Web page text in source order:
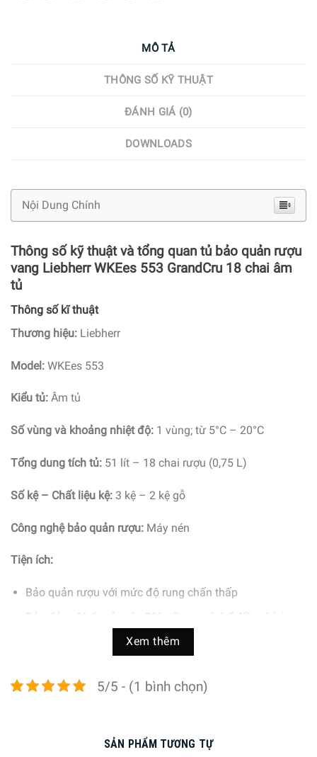
MÔ TẢ
THÔNG SỐ KỸ THUẬT
ĐÁNH GIÁ (0)
DOWNLOADS
Nội Dung Chính
Thông số kỹ thuật và tổng quan tủ bảo quản rượu
vang Liebherr WKEes 553 GrandCru 18 chai âm
tủ
Thông số kĩ thuật
Thương hiệu: Liebherr
Model: WKEes 553
Kiểu tủ: Âm tủ
Số vùng và khoảng nhiệt độ: 1 vùng; từ 5°C – 20°C
Tổng dung tích tủ: 51 lít – 18 chai rượu (0,75 L)
Số kệ – Chất liệu kệ: 3 kệ – 2 kệ gỗ
Công nghệ bảo quản rượu: Máy nén
Tiện ích:
Bảo quản rượu với mức độ rung chấn thấp
Bảo đảm độ ẩm ở mức 50% tối ưu, có thể điều chỉnh
cm x Sâu 52,2 cm – Nặng 30 kg
Ngay cả những rung động nhẹ cũng có thể làm xáo trộn
Xem thêm
5/5 - (1 bình chọn)
SẢN PHẨM TƯƠNG TỰ